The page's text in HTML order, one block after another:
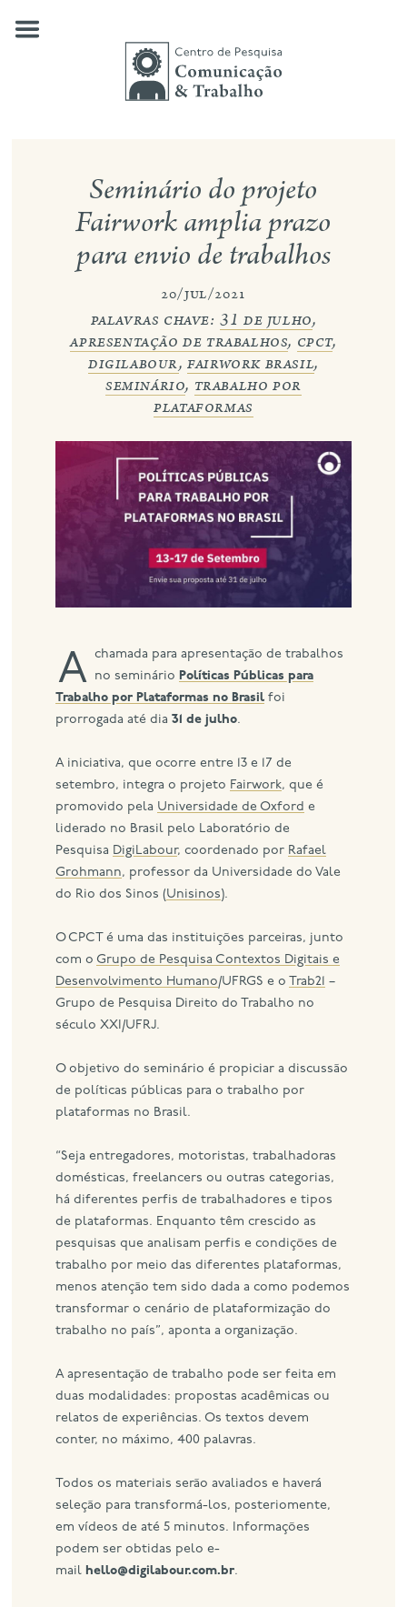
nossas pesquisas
publicações
notícias
eventos
contato
busca
eng
Seminário do projeto
Fairwork amplia prazo
para envio de trabalhos
20/jul/2021
palavras chave:31 de julho,
apresentação de trabalhos, cpct,
digilabour,fairwork brasil,
seminário, trabalho por
plataformas
A chamada para apresentação de trabalhos no seminárioPolíticas Públicas para
Trabalho por Plataformas no Brasil foi
prorrogada até dia31 de julho.
A iniciativa, que ocorre entre 13 e 17 de
setembro, integra o projeto Fairwork, que é
promovido pela Universidade de Oxford e
liderado no Brasil pelo Laboratório de
Pesquisa DigiLabour, coordenado por Rafael
Grohmann, professor da Universidade do Vale
do Rio dos Sinos (Unisinos).
O CPCT é uma das instituições parceiras, junto
com oGrupo de Pesquisa Contextos Digitais e
Desenvolvimento Humano/UFRGS e o Trab21 –
Grupo de Pesquisa Direito do Trabalho no
século XXI/UFRJ.
O objetivo do seminário é propiciar a discussão
de políticas públicas para o trabalho por
plataformas no Brasil.
“Seja entregadores, motoristas, trabalhadoras
domésticas, freelancers ou outras categorias,
há diferentes perfis de trabalhadores e tipos
de plataformas. Enquanto têm crescido as
pesquisas que analisam perfis e condições de
trabalho por meio das diferentes plataformas,
menos atenção tem sido dada a como podemos
transformar o cenário de plataformização do
trabalho no país”, aponta a organização.
A apresentação de trabalho pode ser feita em
duas modalidades: propostas acadêmicas ou
relatos de experiências. Os textos devem
conter, no máximo, 400 palavras.
Todos os materiais serão avaliados e haverá
seleção para transformá-los, posteriomente,
em vídeos de até 5 minutos. Informações
podem ser obtidas pelo e-
mailhello@digilabour.com.br.